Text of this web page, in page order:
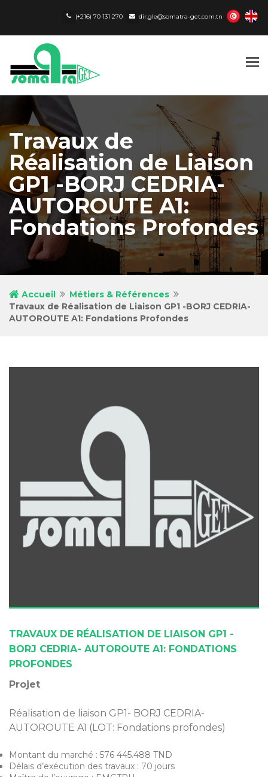
dir.gle@somatra-get.com.tn
(+216) 70 131 270
Travaux de
Réalisation de Liaison
GP1 -BORJ CEDRIA-
AUTOROUTE A1:
Fondations Profondes
Accueil
Métiers & Références
Travaux de Réalisation de Liaison GP1 -BORJ CEDRIA-
AUTOROUTE A1: Fondations Profondes
TRAVAUX DE RÉALISATION DE LIAISON GP1 -
BORJ CEDRIA- AUTOROUTE A1: FONDATIONS
PROFONDES
Projet
Réalisation de liaison GP1- BORJ CEDRIA-
AUTOROUTE A1 (LOT: Fondations profondes)
Montant du marché : 576 445.488 TND
Délais d’exécution des travaux : 70 jours